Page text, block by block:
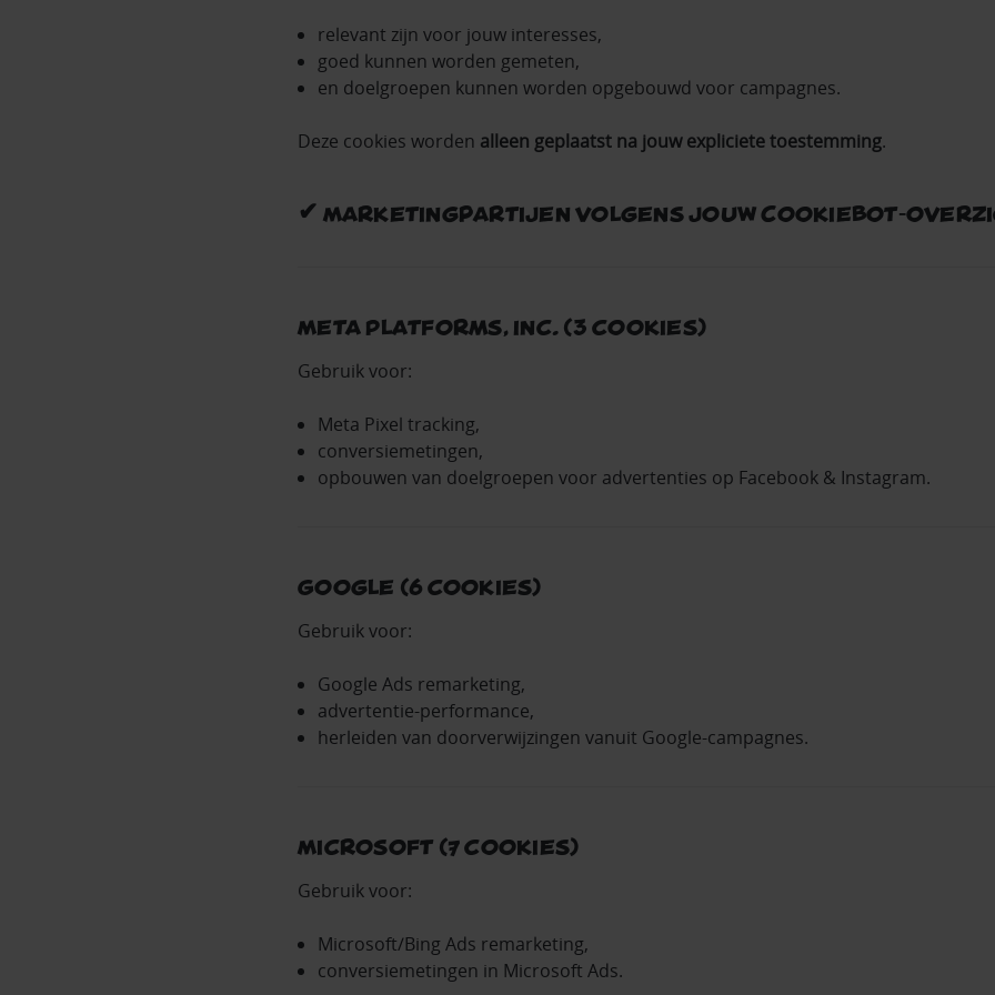
relevant zijn voor jouw interesses,
goed kunnen worden gemeten,
en doelgroepen kunnen worden opgebouwd voor campagnes.
Deze cookies worden alleen geplaatst na jouw expliciete toestemming.
✔ Marketingpartijen volgens jouw
Meta Platforms, Inc. (3 cookies)
Gebruik voor:
Meta Pixel tracking,
conversiemetingen,
opbouwen van doelgroepen voor advertenties op Facebook & Instagram.
Google (6 cookies)
Gebruik voor:
Google Ads remarketing,
advertentie‑performance,
herleiden van doorverwijzingen vanuit Google‑campagnes.
Microsoft (7 cookies)
Gebruik voor:
Microsoft/Bing Ads remarketing,
conversiemetingen in Microsoft Ads.